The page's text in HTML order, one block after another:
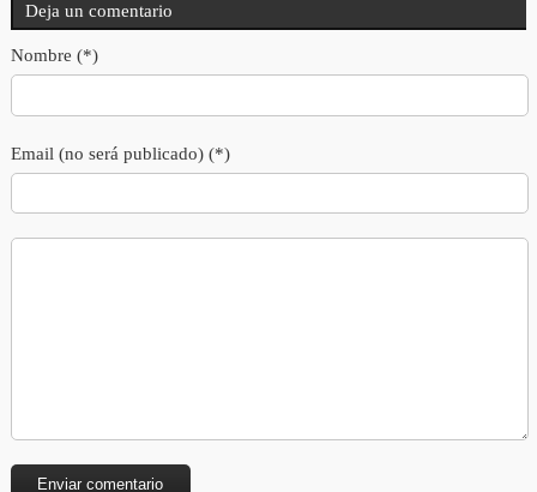
Deja un comentario
Nombre (*)
Email (no será publicado) (*)